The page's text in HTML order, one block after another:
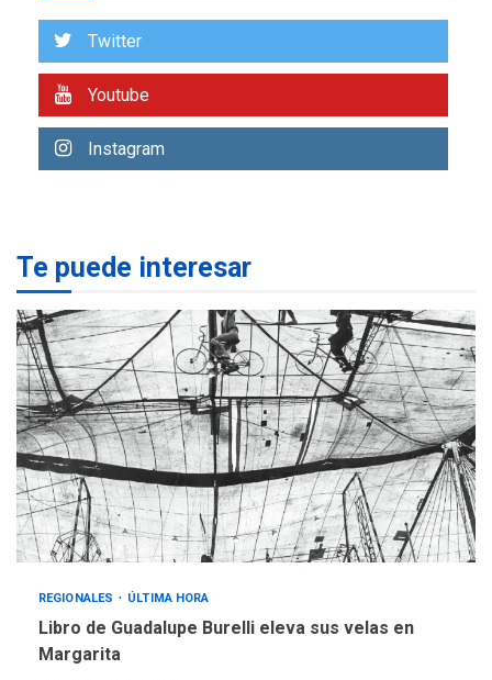
7
2
Margarita será sede de
para aprender a atender
adultos mayores
3
REGIONALES ÚLTIMA HORA
Mariño fortalece capacidad
operativa con flota
vehicular de 60 unidades
adquiridas en un año de
gestión
4
REGIONALES ÚLTIMA HORA
«Juan Bautista Arismendi» a
la altura de Macho Muerto
Twitter
Youtube
Instagram
Te puede interesar
REGIONALES ÚLTIMA HORA
Libro de Guadalupe Burelli eleva sus velas en
Margarita